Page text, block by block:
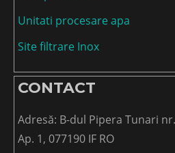
Unitati procesare apa
Site filtrare Inox
CONTACT
Adresă: B-dul Pipera Tunari
Ap. 1, 077190 IF RO